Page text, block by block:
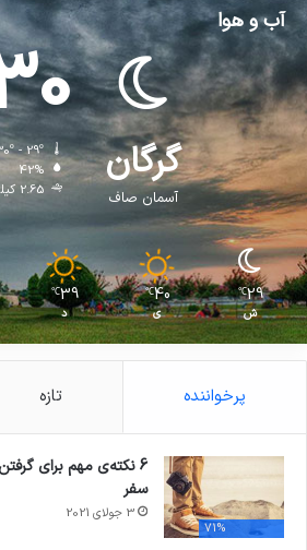
آب و هوا
گرگان
آسمان صاف
30º - 29º
42%
2.65 کیلومتر/ساعت
29
℃
ش
40
℃
ی
39
℃
د
پرخواننده تازه
71%
6 نکته‌ی مهم برای
سفر
3 جولای 2021